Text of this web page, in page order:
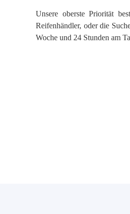
Unsere oberste Priorität
Reifenhändler, oder die
Woche und 24 Stunden am